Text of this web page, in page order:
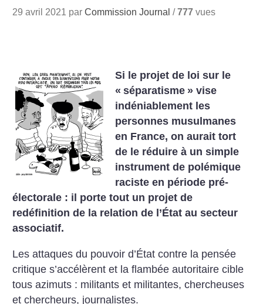
29 avril 2021 parCommission Journal /777 vues
Si le projet de loi sur le
« séparatisme » vise
indéniablement les
personnes musulmanes
en France, on aurait tort
de le réduire à un simple
instrument de polémique
raciste en période pré-
électorale : il porte tout un projet de
redéfinition de la relation de l’État au secteur
associatif.
Les attaques du pouvoir d’État contre la pensée
critique s’accélèrent et la flambée autoritaire cible
tous azimuts : militants et militantes, chercheuses
et chercheurs, journalistes.